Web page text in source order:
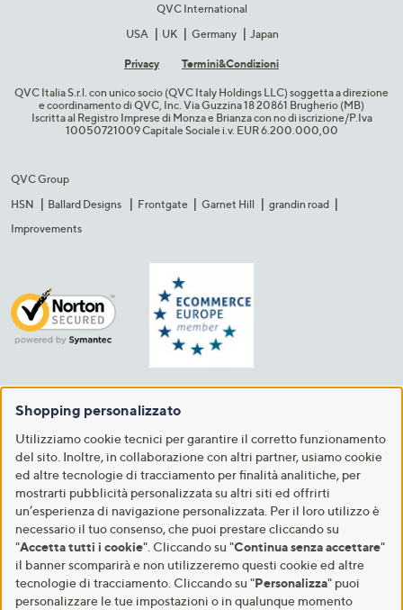
QVC International
USA
UK Germany Japan
Privacy Termini&C​ondizioni
QVC Italia S.r.l. con unico socio (QVC Italy Holdings LLC) soggetta a direzione
e coordinamento di QVC, Inc. Via Guzzina 18 20861 Brugherio (MB)​
Iscritta al Registro Imprese di Monza e Brianza con no di iscrizione/P.Iva
10050721009 Capitale Sociale i.v. EUR 6.200.000,00​
QVC Group
HSN
Ballard Designs Frontgate Garnet Hill
grandin road
Improvements
Shopping personalizzato
Utilizziamo cookie tecnici per garantire il corretto funzionamento
del sito. Inoltre, in collaborazione con altri partner, usiamo cookie
ed altre tecnologie di tracciamento per finalità analitiche, per
mostrarti pubblicità personalizzata su altri siti ed offrirti
un’esperienza di navigazione personalizzata. Per il loro utilizzo è
necessario il tuo consenso, che puoi prestare cliccando su
"Accetta tutti i cookie". Cliccando su "Continua senza accettare"
il banner scomparirà e non utilizzeremo questi cookie ed altre
tecnologie di tracciamento. Cliccando su "Personalizza" puoi
personalizzare le tue impostazioni o in qualunque momento